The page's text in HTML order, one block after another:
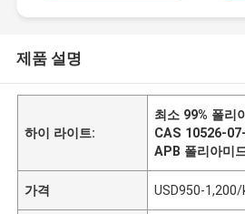
제품 설명
하이 라이트:
최소 99% 폴리
CAS 10526-
APB 폴리아미
가격 USD950-1,200/